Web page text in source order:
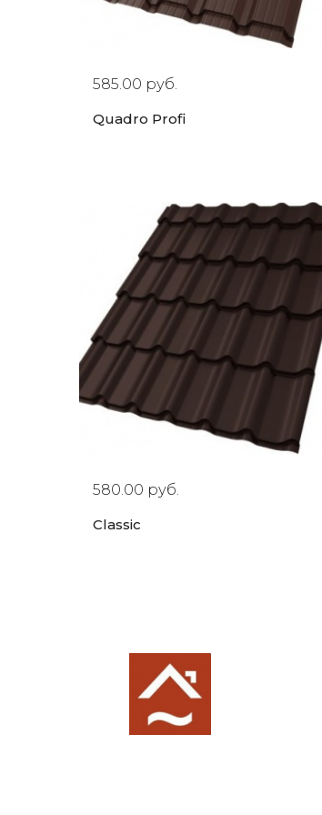
585.00 руб.
Quadro Profi
580.00 руб.
Classic